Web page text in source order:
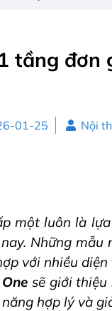
tầng đơn
01-25 Nội
một luôn là
Những
với nhiều
sẽ giới thiệu
hợp lý và